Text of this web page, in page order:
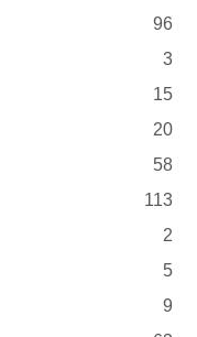
96
3
15
20
58
113
2
5
9